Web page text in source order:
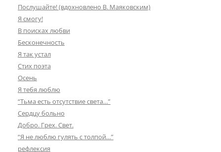
Послушайте! (вдохновлено В. Маяковским)
Я смогу!
В поисках любви
Бесконечность
Я так устал
Стих поэта
Осень
Я тебя люблю
“Тьма есть отсутствие света…”
Сердцу больно
Добро. Грех. Свет.
“Я не люблю гулять с толпой…”
рефлексия